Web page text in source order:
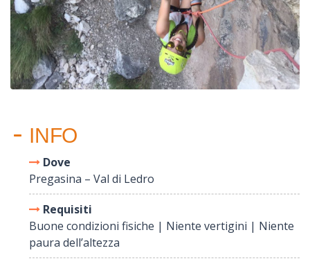
INFO
Dove
Pregasina – Val di Ledro
Requisiti
Buone condizioni fisiche | Niente vertigini | Niente
paura dell’altezza